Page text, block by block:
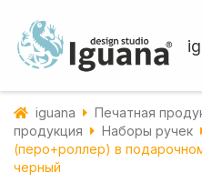
iguana Печатная
продукция
Наборы ручек
(перо+роллер) в
черный